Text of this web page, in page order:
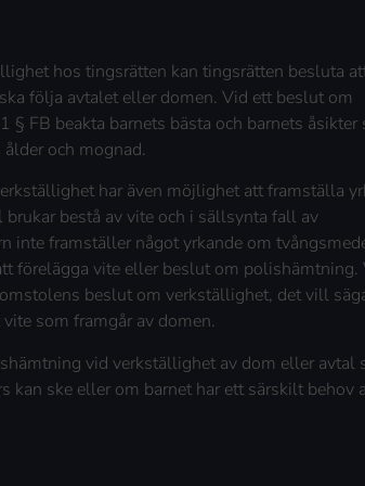
hos tingsrätten kan tingsrätten besluta
följa avtalet eller domen. Vid ett beslut om
FB beakta barnets bästa och barnets åsikter
och mognad.
har även möjlighet att framställa
bestå av vite och i sällsynta fall av
inte framställer något yrkande om
förelägga vite eller beslut om polishämtning.
beslut om verkställighet, det vill
som framgår av domen.
vid verkställighet av dom eller avtal
kan ske eller om barnet har ett särskilt behov